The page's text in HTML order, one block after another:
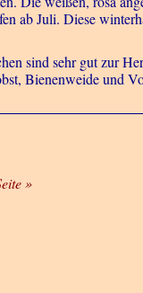
ab Juli. Diese
sind sehr gut zur
Bienenweide und
»